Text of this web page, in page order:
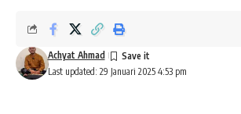
Last updated: 29 Januari 2025 4:53 pm
Achyat Ahmad